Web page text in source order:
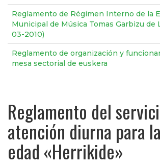
Reglamento de Régimen Interno de la
Municipal de Música Tomas Garbizu de
03-2010)
Reglamento de organización y
mesa sectorial de euskera
Reglamento del
atención diurna para
edad «Herrikide»